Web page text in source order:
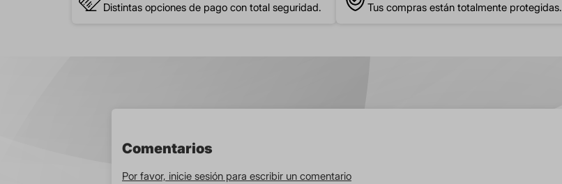
Distintas opciones de pago con total seguridad.
Tus compras están totalmente protegidas.
Comentarios
Por favor, inicie sesión para escribir un comentario